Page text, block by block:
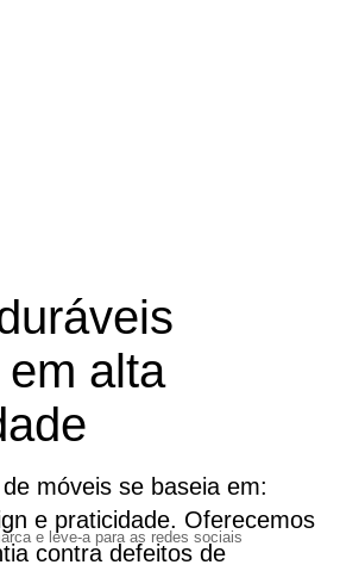
alta
móveis se baseia em:
e praticidade. Oferecemos
contra defeitos de